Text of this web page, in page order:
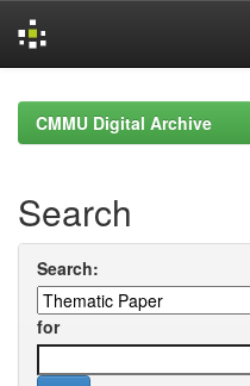
navigationCMMU Digital Archive
Search
Search:
for